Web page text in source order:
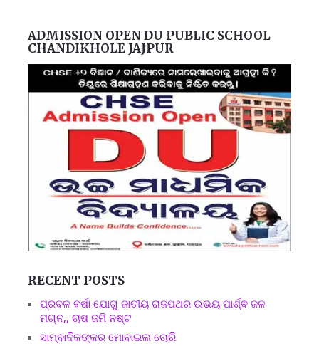
ADMISSION OPEN DU PUBLIC SCHOOL
CHANDIKHOLE JAJPUR
RECENT POSTS
ପ୍ରବଳ ବର୍ଷା ଯୋଗୁ ଜାତୀୟ ରାଜପଥର ଉଭୟ ପାର୍ଶ୍ଵ ଜଳ
ମଗ୍ନ,, ଚାଷ ଜମି ନଷ୍ଟ
ସାମ୍ବାଦିକଙ୍କର ମୋବାଇଲ ଚୋରି